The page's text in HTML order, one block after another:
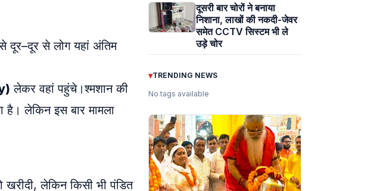
दूर–दूर से लोग यहां अंतिम
लेकर वहां पहुंचे।श्मशान की
है। लेकिन इस बार मामला
लेकिन किसी भी पंडित
दूसरी बार चोरों ने बनाया
निशाना, लाखों की नकदी-जेवर
समेत CCTV सिस्टम भी ले
उड़े चोर
▾TRENDING NEWS
No tags available